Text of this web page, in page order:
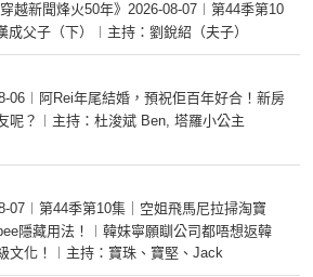
越新聞烽火50年》2026-08-07︱第44季第10
成父子（下）︱主持：劉銳紹（夫子）
06︱阿Rei年尾結婚，預祝佢百年好合！新房
呢？︱主持：杜浚斌 Ben, 塔羅小公主
07︱第44季第10集｜空姐飛馬尼拉掃淘寶
隱藏用法！︱韓妹寧願瞓公司都唔想返韓
文化！︱主持：寶珠、寶堅、Jack